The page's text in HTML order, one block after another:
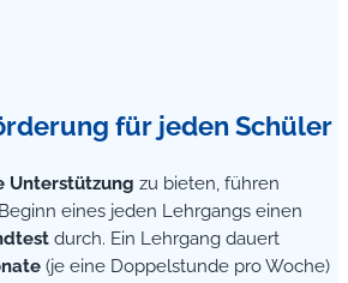
für jeden Schüler
Unterstützung zu bieten, führen
eines jeden Lehrgangs einen
durch. Ein Lehrgang dauert
(je eine Doppelstunde pro Woche)